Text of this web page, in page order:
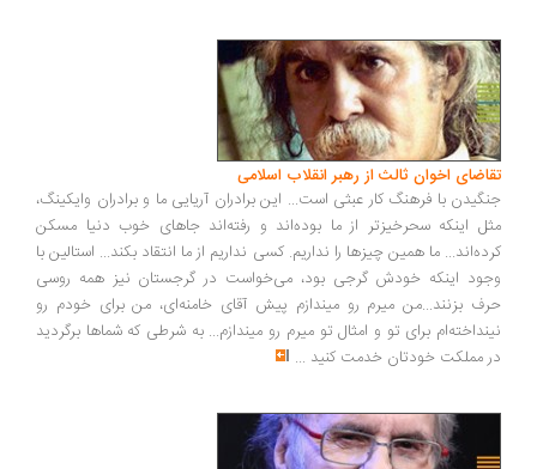
تقاضای اخوان ثالث از رهبر انقلاب اسلامی
جنگیدن با فرهنگ کار عبثی است... این برادران آریایی ما و برادران وایکینگ،
مثل اینکه سحرخیزتر از ما بوده‌اند و رفته‌اند جاهای خوب دنیا مسکن
کرده‌اند... ما همین چیزها را نداریم. کسی نداریم از ما انتقاد بکند... استالین با
وجود اینکه خودش گرجی بود، می‌خواست در گرجستان نیز همه روسی
حرف بزنند...من میرم رو میندازم پیش آقای خامنه‌ای، من برای خودم رو
نینداخته‌ام برای تو و امثال تو میرم رو میندازم... به شرطی که شماها برگردید
در مملکت خودتان خدمت کنید ...